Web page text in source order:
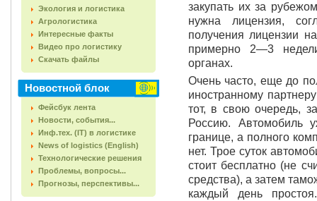
Экология и логистика
Агрологистика
Интересные факты
Видео про логистику
Скачать файлы
Новостной блок
Фейсбук лента
Новости, события...
Инф.тех. (IT) в логистике
News of logistics (English)
Технологические решения
Проблемы, вопросы...
Прогнозы, перспективы...
закупать их за
нужна лицензия,
получения лицензии
примерно 2—3
органах.
Очень часто, еще до
иностранному
тот, в свою очередь,
Россию.
границе, а полного
нет. Трое суток
стоит бесплатно (не
средства), а затем
каждый день